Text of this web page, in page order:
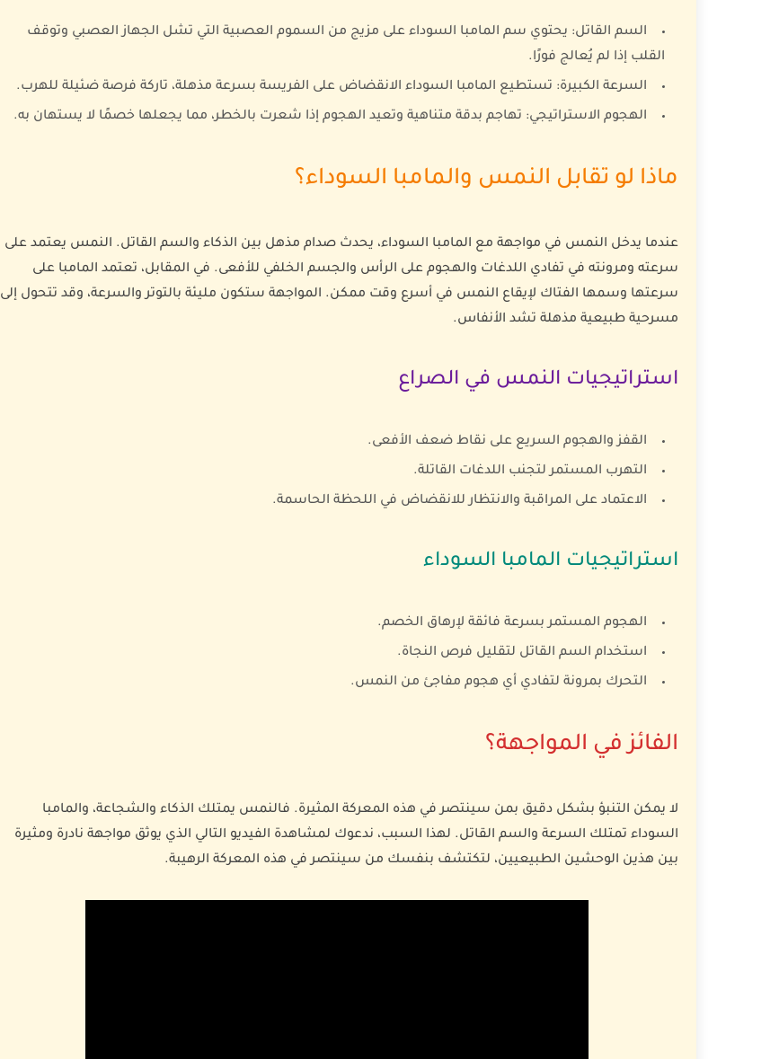
السم القاتل: يحتوي سم المامبا السوداء على مزيج من السموم العصبية التي تشل الجهاز العصبي وتوقف
القلب إذا لم يُعالج فورًا.
السرعة الكبيرة: تستطيع المامبا السوداء الانقضاض على الفريسة بسرعة مذهلة، تاركة فرصة ضئيلة للهرب.
الهجوم الاستراتيجي: تهاجم بدقة متناهية وتعيد الهجوم إذا شعرت بالخطر، مما يجعلها خصمًا لا يستهان به.
ماذا لو تقابل النمس والمامبا السوداء؟
عندما يدخل النمس في مواجهة مع المامبا السوداء، يحدث صدام مذهل بين الذكاء والسم القاتل. النمس يعتمد على
سرعته ومرونته في تفادي اللدغات والهجوم على الرأس والجسم الخلفي للأفعى. في المقابل، تعتمد المامبا على
سرعتها وسمها الفتاك لإيقاع النمس في أسرع وقت ممكن. المواجهة ستكون مليئة بالتوتر والسرعة، وقد تتحول إلى
مسرحية طبيعية مذهلة تشد الأنفاس.
استراتيجيات النمس في الصراع
القفز والهجوم السريع على نقاط ضعف الأفعى.
التهرب المستمر لتجنب اللدغات القاتلة.
الاعتماد على المراقبة والانتظار للانقضاض في اللحظة الحاسمة.
استراتيجيات المامبا السوداء
الهجوم المستمر بسرعة فائقة لإرهاق الخصم.
استخدام السم القاتل لتقليل فرص النجاة.
التحرك بمرونة لتفادي أي هجوم مفاجئ من النمس.
الفائز في المواجهة؟
لا يمكن التنبؤ بشكل دقيق بمن سينتصر في هذه المعركة المثيرة. فالنمس يمتلك الذكاء والشجاعة، والمامبا
السوداء تمتلك السرعة والسم القاتل. لهذا السبب، ندعوك لمشاهدة الفيديو التالي الذي يوثق مواجهة نادرة ومثيرة
بين هذين الوحشين الطبيعيين، لتكتشف بنفسك من سينتصر في هذه المعركة الرهيبة.